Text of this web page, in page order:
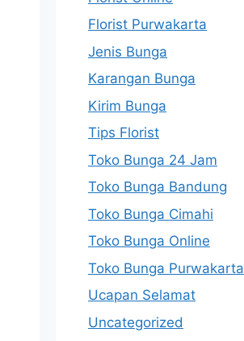
Florist Purwakarta
Jenis Bunga
Karangan Bunga
Kirim Bunga
Tips Florist
Toko Bunga 24 Jam
Toko Bunga Bandung
Toko Bunga Cimahi
Toko Bunga Online
Toko Bunga Purwakarta
Ucapan Selamat
Uncategorized